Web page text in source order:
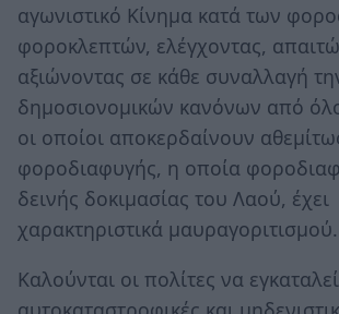
αγωνιστικό Κίνημα κατά των
φοροκλεπτών, ελέγχοντας,
αξιώνοντας σε κάθε συναλλαγή
δημοσιονομικών κανόνων από
οι οποίοι αποκερδαίνουν
φοροδιαφυγής, η οποία
δεινής δοκιμασίας του Λαού, έχει
χαρακτηριστικά μαυραγοριτισμού.
Καλούνται οι πολίτες να